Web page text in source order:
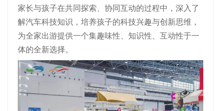
家长与孩子在共同探索、协同互动的过程中，深入了
解汽车科技知识，培养孩子的科技兴趣与创新思维，
为全家出游提供一个集趣味性、知识性、互动性于一
体的全新选择。